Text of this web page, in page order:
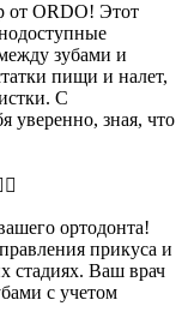
от ORDO! Этот
зубами и
пищи и налет,
С
уверенно, зная, что
ортодонта!
прикуса и
стадиях. Ваш врач
с учетом